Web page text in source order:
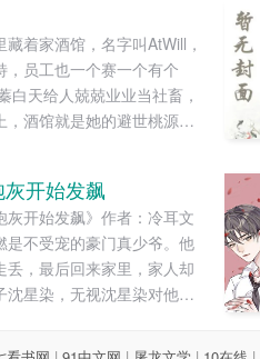
藏着家酒馆，名字叫AtWill，
，员工也一个赛一个有个
白天给人兢兢业业当社畜，
，酒馆就是她的避世桃源，
家不知道这事儿。 后来季恒
账，把人堵在后厨的角落
声音说：“你要是没那个意
天往我眼前凑，别趁我睡觉
别撩了我转头又去撩别人。”
口糯米酒，酒意上头世界都
开始发飙
灰开始发飙》作者：冷耳文
是不受宠的豪门真少爷。他
丢，最后回来家里，家人却
沈星染，无视沈星染对他的
燃的身份。最开始陆燃不能